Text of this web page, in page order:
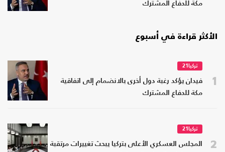
مكة للدفاع المشترك
الأكثر قراءة في أسبوع
1
تركيا21
فيدان يؤكد رغبة دول أخرى بالانضمام إلى اتفاقية
مكة للدفاع المشترك
2
تركيا21
المجلس العسكري الأعلى بتركيا يبحث تغييرات مرتقبة